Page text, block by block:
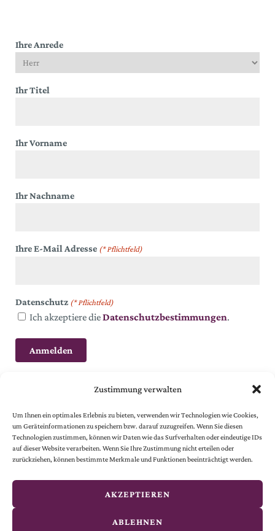
Zustimmung verwalten
Um Ihnen ein optimales Erlebnis zu bieten, verwenden wir Technologien wie Cookies,
um Geräteinformationen zu speichern bzw. darauf zuzugreifen. Wenn Sie diesen
Technologien zustimmen, können wir Daten wie das Surfverhalten oder eindeutige IDs
auf dieser Website verarbeiten. Wenn Sie Ihre Zustimmung nicht erteilen oder
zurückziehen, können bestimmte Merkmale und Funktionen beeinträchtigt werden.
AKZEPTIEREN
ABLEHNEN
Ihre Anrede
Ihr Titel
Ihr Vorname
Ihr Nachname
Ihre E-Mail Adresse (* Pflichtfeld)
Datenschutz (* Pflichtfeld)
Ich akzeptiere dieDatenschutzbestimmungen.
© 2024 Österreichische Gesellschaft vom Goldenen Kreuze.
Alle Rechte vorbehalten.